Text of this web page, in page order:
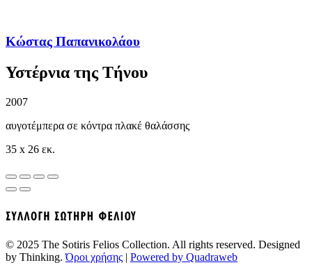
Κώστας Παπανικολάου
Υστέρνια της Τήνου
2007
αυγοτέμπερα σε κόντρα πλακέ θαλάσσης
35 x 26 εκ.
© 2025 The Sotiris Felios Collection. All rights reserved. Designed
by Thinking.Όροι χρήσης | Powered by Quadraweb